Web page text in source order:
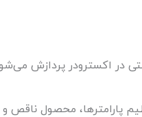
پارامترها، محصول